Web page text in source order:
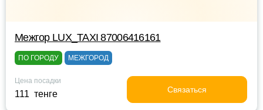
Межгор LUX_TAXI 87006416161
ПО ГОРОДУ МЕЖГОРОД
Цена посадки
111 тенге Связаться